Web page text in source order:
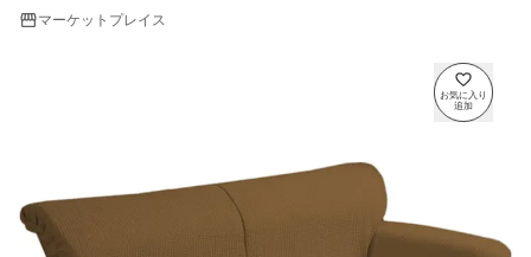
マーケットプレイス